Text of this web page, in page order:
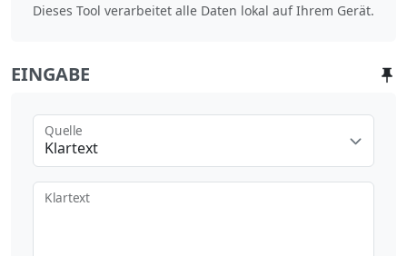
Dieses Tool verarbeitet alle Daten lokal auf Ihrem Gerät.
EINGABE
Klartext
Quelle
Klartext